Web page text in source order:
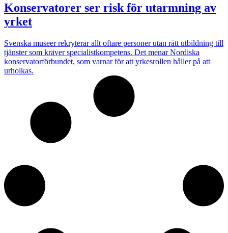
Konservatorer ser risk för utarmning av
yrket
Svenska museer rekryterar allt oftare personer utan rätt utbildning till
tjänster som kräver specialistkompetens. Det menar Nordiska
konservatorförbundet, som varnar för att yrkesrollen håller på att
urholkas.